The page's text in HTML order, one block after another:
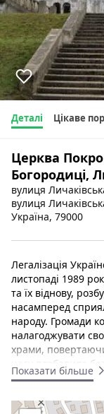
Деталі Цікаве
Церква
Богородиці,
вулиця
вулиця
Україна, 79000
Легалізація
листопаді 1989
та їх віднову,
насамперед
народу. Громади
налагоджувати
храми, повертаючи
часу позбавила
монастирський
Згромадженню
Показати більше